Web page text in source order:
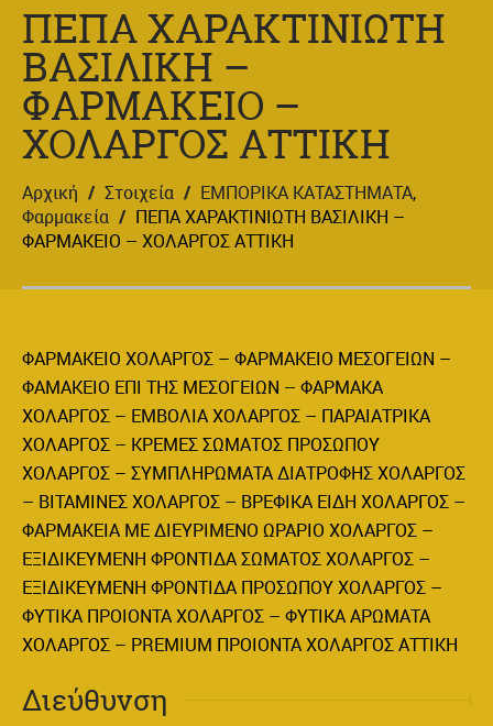
ΠΕΠΑ ΧΑΡΑΚΤΙΝΙΩΤΗ
ΒΑΣΙΛΙΚΗ –
ΦΑΡΜΑΚΕΙΟ –
ΧΟΛΑΡΓΟΣ ΑΤΤΙΚΗ
Αρχική / Στοιχεία / ΕΜΠΟΡΙΚΑ ΚΑΤΑΣΤΗΜΑΤΑ,
Φαρμακεία / ΠΕΠΑ ΧΑΡΑΚΤΙΝΙΩΤΗ ΒΑΣΙΛΙΚΗ –
ΦΑΡΜΑΚΕΙΟ – ΧΟΛΑΡΓΟΣ ΑΤΤΙΚΗ
ΦΑΡΜΑΚΕΙΟ ΧΟΛΑΡΓΟΣ – ΦΑΡΜΑΚΕΙΟ ΜΕΣΟΓΕΙΩΝ –
ΦΑΜΑΚΕΙΟ ΕΠΙ ΤΗΣ ΜΕΣΟΓΕΙΩΝ – ΦΑΡΜΑΚΑ
ΧΟΛΑΡΓΟΣ – ΕΜΒΟΛΙΑ ΧΟΛΑΡΓΟΣ – ΠΑΡΑΙΑΤΡΙΚΑ
ΧΟΛΑΡΓΟΣ – ΚΡΕΜΕΣ ΣΩΜΑΤΟΣ ΠΡΟΣΩΠΟΥ
ΧΟΛΑΡΓΟΣ – ΣΥΜΠΛΗΡΩΜΑΤΑ ΔΙΑΤΡΟΦΗΣ ΧΟΛΑΡΓΟΣ
– ΒΙΤΑΜΙΝΕΣ ΧΟΛΑΡΓΟΣ – ΒΡΕΦΙΚΑ ΕΙΔΗ ΧΟΛΑΡΓΟΣ –
ΦΑΡΜΑΚΕΙΑ ΜΕ ΔΙΕΥΡΙΜΕΝΟ ΩΡΑΡΙΟ ΧΟΛΑΡΓΟΣ –
ΕΞΙΔΙΚΕΥΜΕΝΗ ΦΡΟΝΤΙΔΑ ΣΩΜΑΤΟΣ ΧΟΛΑΡΓΟΣ –
ΕΞΙΔΙΚΕΥΜΕΝΗ ΦΡΟΝΤΙΔΑ ΠΡΟΣΩΠΟΥ ΧΟΛΑΡΓΟΣ –
ΦΥΤΙΚΑ ΠΡΟΙΟΝΤΑ ΧΟΛΑΡΓΟΣ – ΦΥΤΙΚΑ ΑΡΩΜΑΤΑ
ΧΟΛΑΡΓΟΣ – PREMIUM ΠΡΟΙΟΝΤΑ ΧΟΛΑΡΓΟΣ ΑΤΤΙΚΗ
Διεύθυνση